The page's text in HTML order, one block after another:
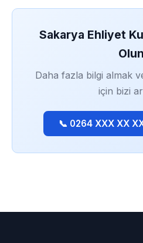
Sakarya Ehliyet
Olun
Daha fazla bilgi almak
için bizi
📞 0264 XXX XX